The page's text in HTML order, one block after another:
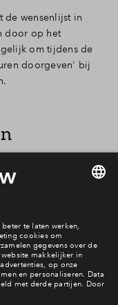
de wensenlijst in
door op het
om tijdens de
doorgeven' bij
als de verkoop is
hoe dat eruit
Maak er dan